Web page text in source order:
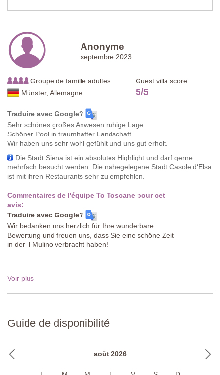
Anonyme
septembre 2023
Groupe de famille adultes
Münster, Allemagne
Guest villa score
5/5
Traduire avec Google?
Sehr schönes großes Anwesen ruhige Lage
Schöner Pool in traumhafter Landschaft
Wir haben uns sehr wohl gefühlt und uns gut erholt.
Die Stadt Siena ist ein absolutes Highlight und darf gerne
mehrfach besucht werden. Die nahegelegene Stadt Casole d‘Elsa
ist mit ihren Restaurants sehr zu empfehlen.
Commentaires de l'équipe To Toscane pour cet
avis:
Traduire avec Google?
Wir bedanken uns herzlich für Ihre wunderbare
Bewertung und freuen uns, dass Sie eine schöne Zeit
in der Il Mulino verbracht haben!
Voir plus
Guide de disponibilité
août 2026